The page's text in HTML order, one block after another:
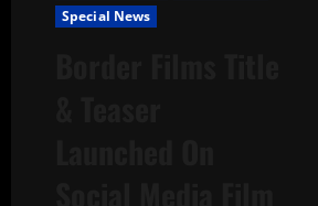
Special News